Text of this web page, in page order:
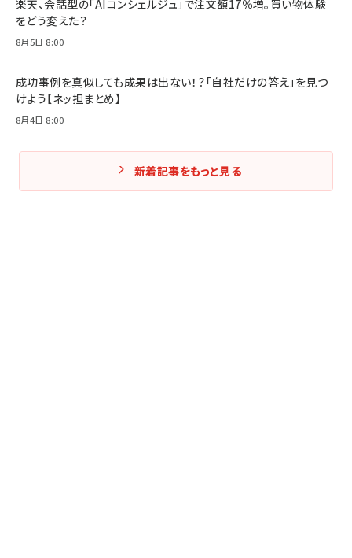
楽天、会話型の「AIコンシェルジュ」で注文額17％増。買い物体験
をどう変えた？
8月5日 8:00
成功事例を真似しても成果は出ない！？「自社だけの答え」を見つ
けよう【ネッ担まとめ】
8月4日 8:00
新着記事をもっと見る